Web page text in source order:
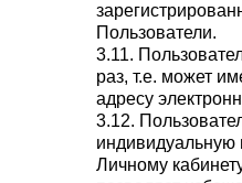
Пользователи.
3.11.
раз, т.е. может
адресу
3.12.
индивидуальную
Личному